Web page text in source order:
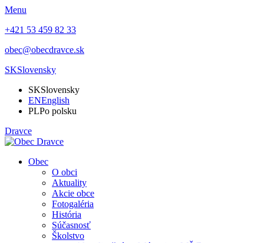
Menu
+421 53 459 82 33
obec@obecdravce.sk
SKSlovensky
SKSlovensky
ENEnglish
PLPo polsku
Dravce
Obec
O obci
Aktuality
Akcie obce
Fotogaléria
História
Súčasnosť
Školstvo